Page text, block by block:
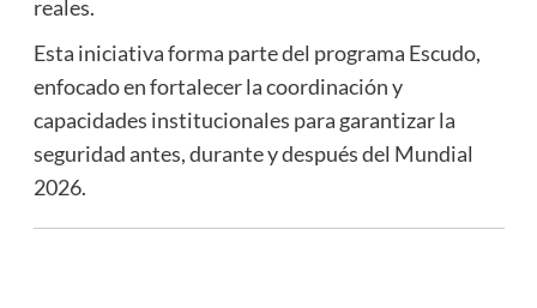
reales.
Esta iniciativa forma parte del programa Escudo,
enfocado en fortalecer la coordinación y
capacidades institucionales para garantizar la
seguridad antes, durante y después del Mundial
2026.